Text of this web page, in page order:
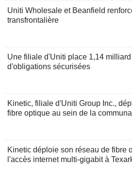
Uniti Wholesale et Beanfield
transfrontalière
Une filiale d'Uniti place 1,14
d'obligations sécurisées
Kinetic, filiale d'Uniti Group Inc.,
fibre optique au sein de la
Kinetic déploie son réseau de fibre
l'accès internet multi-gigabit à